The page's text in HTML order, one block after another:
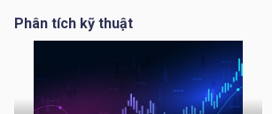
Phân tích kỹ thuật